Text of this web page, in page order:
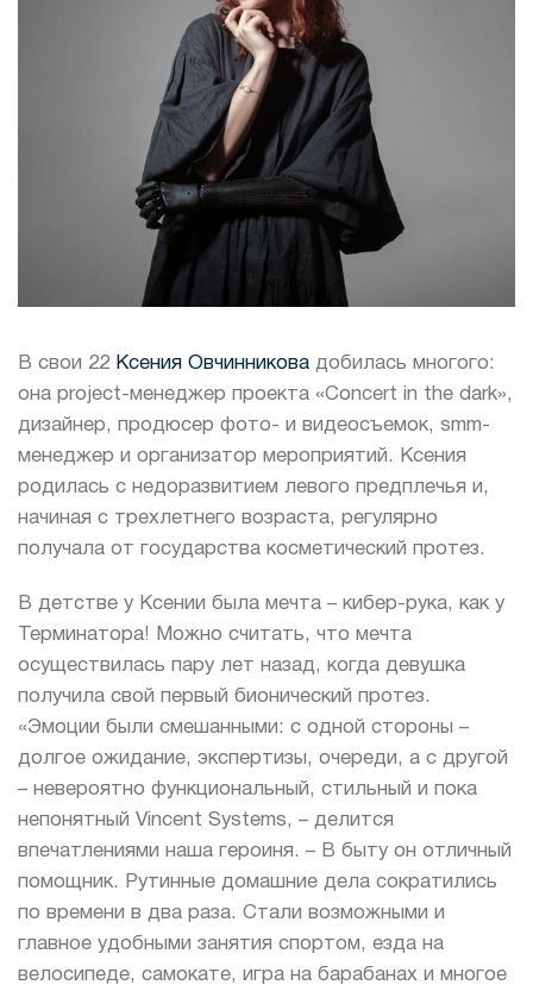
В свои 22 Ксения Овчинникова добилась многого:
она project-менеджер проекта «Concert in the dark»,
дизайнер, продюсер фото- и видеосъемок, smm-
менеджер и организатор мероприятий. Ксения
родилась с недоразвитием левого предплечья и,
начиная с трехлетнего возраста, регулярно
получала от государства косметический протез.
В детстве у Ксении была мечта – кибер-рука, как у
Терминатора! Можно считать, что мечта
осуществилась пару лет назад, когда девушка
получила свой первый бионический протез.
«Эмоции были смешанными: с одной стороны –
долгое ожидание, экспертизы, очереди, а с другой
– невероятно функциональный, стильный и пока
непонятный Vinсent Systems, – делится
впечатлениями наша героиня. – В быту он отличный
помощник. Рутинные домашние дела сократились
по времени в два раза. Стали возможными и
главное удобными занятия спортом, езда на
велосипеде, самокате, игра на барабанах и многое